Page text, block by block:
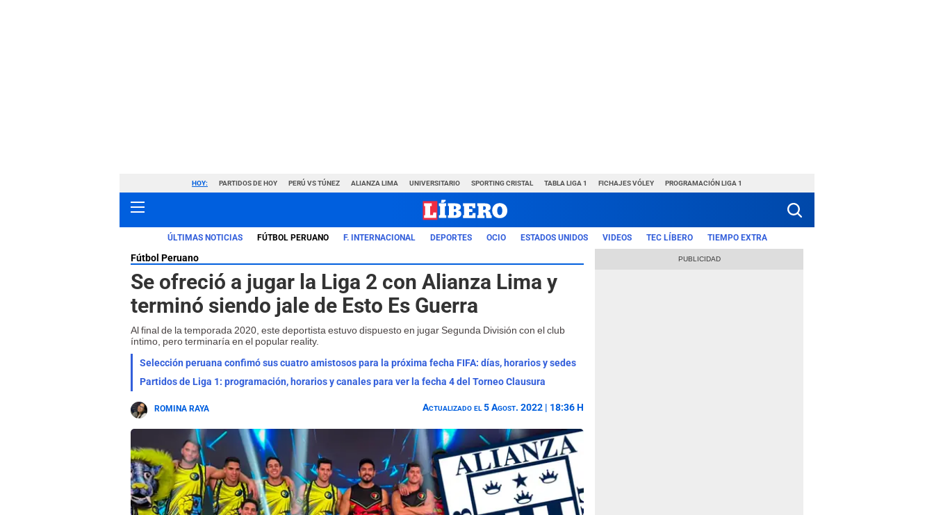
HOY: PARTIDOS DE HOY PERÚ VS TÚNEZ ALIANZA LIMA UNIVERSITARIO SPORTING CRISTAL TABLA LIGA 1 FICHAJES VÓLEY PROGRAMACIÓN LIGA 1
ÚLTIMAS NOTICIAS FÚTBOL PERUANO F. INTERNACIONAL DEPORTES OCIO ESTADOS UNIDOS VIDEOS TEC LÍBERO TIEMPO EXTRA
Fútbol Peruano
Se ofreció a jugar la Liga 2 con Alianza Lima y
terminó siendo jale de Esto Es Guerra
Al final de la temporada 2020, este deportista estuvo dispuesto en jugar Segunda División con el club
íntimo, pero terminaría en el popular reality.
Selección peruana confimó sus cuatro amistosos para la próxima fecha FIFA: días, horarios y sedes
Partidos de Liga 1: programación, horarios y canales para ver la fecha 4 del Torneo Clausura
ROMINA RAYA Actualizado el 5 Agost. 2022 | 18:36 H